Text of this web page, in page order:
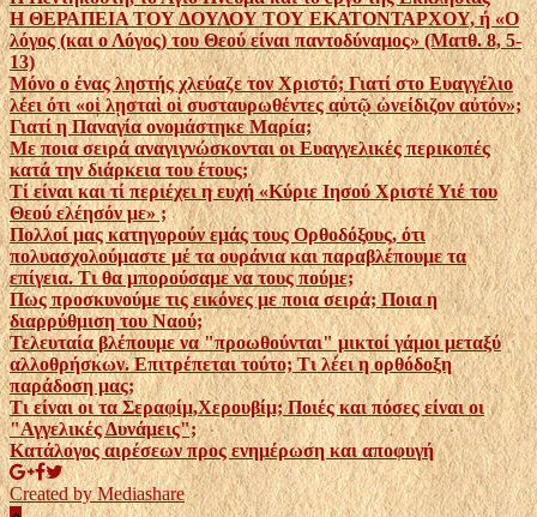
Η ΘΕΡΑΠΕΙΑ ΤΟΥ ΔΟΥΛΟΥ ΤΟΥ ΕΚΑΤΟΝΤΑΡΧΟΥ, ή «Ο
λόγος (και ο Λόγος) του Θεού είναι παντοδύναμος» (Ματθ. 8, 5-
13)
Μόνο ο ένας ληστής χλεύαζε τον Χριστό; Γιατί στο Ευαγγέλιο
λέει ότι «οἱ λῃσταὶ οἱ συσταυρωθέντες αὐτῷ ὠνείδιζον αὐτόν»;
Γιατί η Παναγία ονομάστηκε Μαρία;
Με ποια σειρά αναγιγνώσκονται οι Ευαγγελικές περικοπές
κατά την διάρκεια του έτους;
Τί είναι και τί περιέχει η ευχή «Κύριε Ιησού Χριστέ Υιέ του
Θεού ελέησόν με» ;
Πολλοί μας κατηγορούν εμάς τους Ορθοδόξους, ότι
πολυασχολούμαστε μέ τα ουράνια και παραβλέπουμε τα
επίγεια. Τι θα μπορούσαμε να τους πούμε;
Πως προσκυνούμε τις εικόνες με ποια σειρά; Ποια η
διαρρύθμιση του Ναού;
Τελευταία βλέπουμε να "προωθούνται" μικτοί γάμοι μεταξύ
αλλοθρήσκων. Επιτρέπεται τούτο; Τι λέει η ορθόδοξη
παράδοση μας;
Τι είναι οι τα Σεραφίμ,Χερουβίμ; Ποιές και πόσες είναι οι
"Αγγελικές Δυνάμεις";
Κατάλογος αιρέσεων προς ενημέρωση και αποφυγή
Created by Mediashare